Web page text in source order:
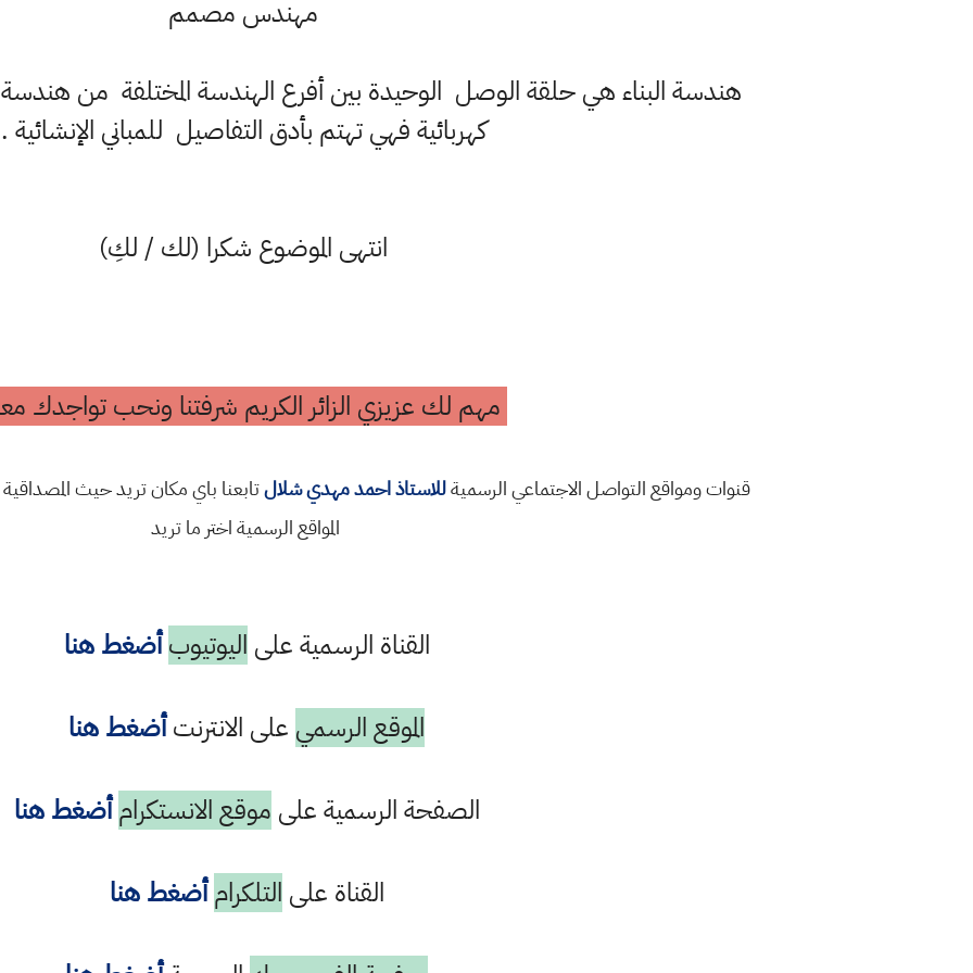
مهندس مصمم
هندسة البناء هي حلقة الوصل الوحيدة بين أفرع الهندسة المختلفة من
كهربائية فهي تهتم بأدق التفاصيل للمباني الإنشائية .
انتهى الموضوع شكرا (لك / لكِ)
مهم لك عزيزي الزائر الكريم شرفتنا ونحب تواجدك
قنوات ومواقع التواصل الاجتماعي الرسميةللاستاذ احمد مهدي شلالتابعنا باي مكان تريد حيث
المواقع الرسمية اختر ما تريد
القناة الرسمية على اليوتيوب أضغط هنا
الموقع الرسمي على الانترنتأضغط هنا
الصفحة الرسمية على موقع الانستكرام أضغط هنا
القناة على التلكرام أضغط هنا